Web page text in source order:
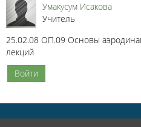
Умакусум Исакова
Учитель
25.02.08 ОП.09 Основы
лекций
Войти